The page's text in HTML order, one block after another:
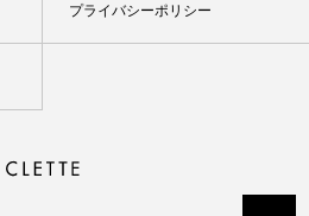
プライバシーポリシー